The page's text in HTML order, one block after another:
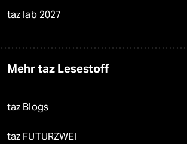
taz lab 2027
Mehr taz Lesestoff
taz Blogs
taz FUTURZWEI